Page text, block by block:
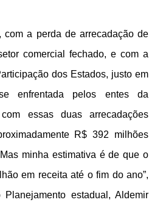
com a perda de arrecadação de
comercial fechado, e com a
dos Estados, justo em
enfrentada pelos entes da
essas duas arrecadações
R$ 392 milhões
minha estimativa é de que o
em receita até o fim do ano”,
estadual, Aldemir